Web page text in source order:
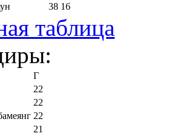
38 16
таблица
Г
22
22
22
21